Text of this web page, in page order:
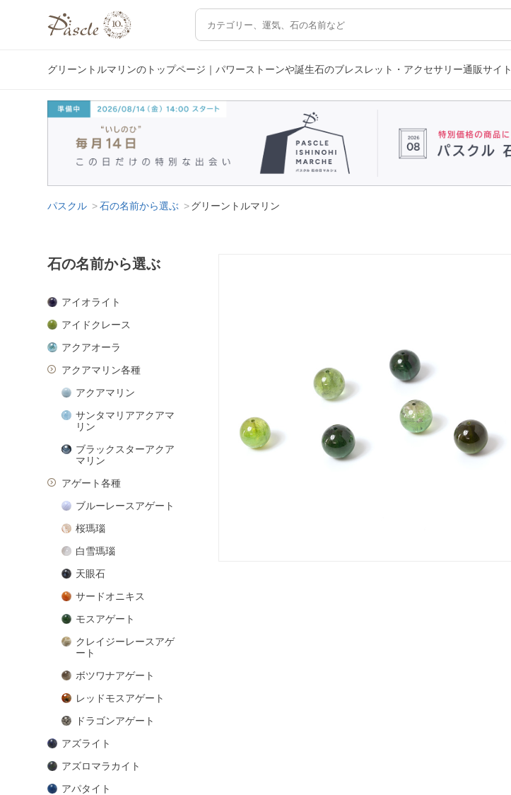
グリーントルマリンのトップページ｜パワーストーンや誕生石のブレスレット・アクセサリー通販サイト
パスクル 石の名前から選ぶ グリーントルマリン
石の名前から選ぶ
アイオライト
アイドクレース
アクアオーラ
アクアマリン各種
アクアマリン
サンタマリアアクアマ
リン
ブラックスターアクア
マリン
アゲート各種
ブルーレースアゲート
桜瑪瑙
白雪瑪瑙
天眼石
サードオニキス
モスアゲート
クレイジーレースアゲ
ート
ボツワナアゲート
レッドモスアゲート
ドラゴンアゲート
アズライト
アズロマラカイト
アパタイト